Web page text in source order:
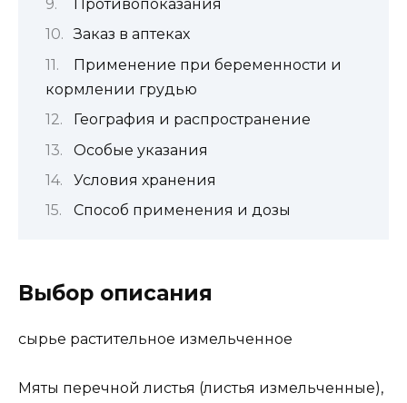
Противопоказания
Заказ в аптеках
Применение при беременности и
кормлении грудью
География и распространение
Особые указания
Условия хранения
Способ применения и дозы
Выбор описания
сырье растительное измельченное
Мяты перечной листья (листья измельченные),